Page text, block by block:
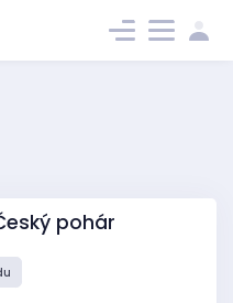
pohár